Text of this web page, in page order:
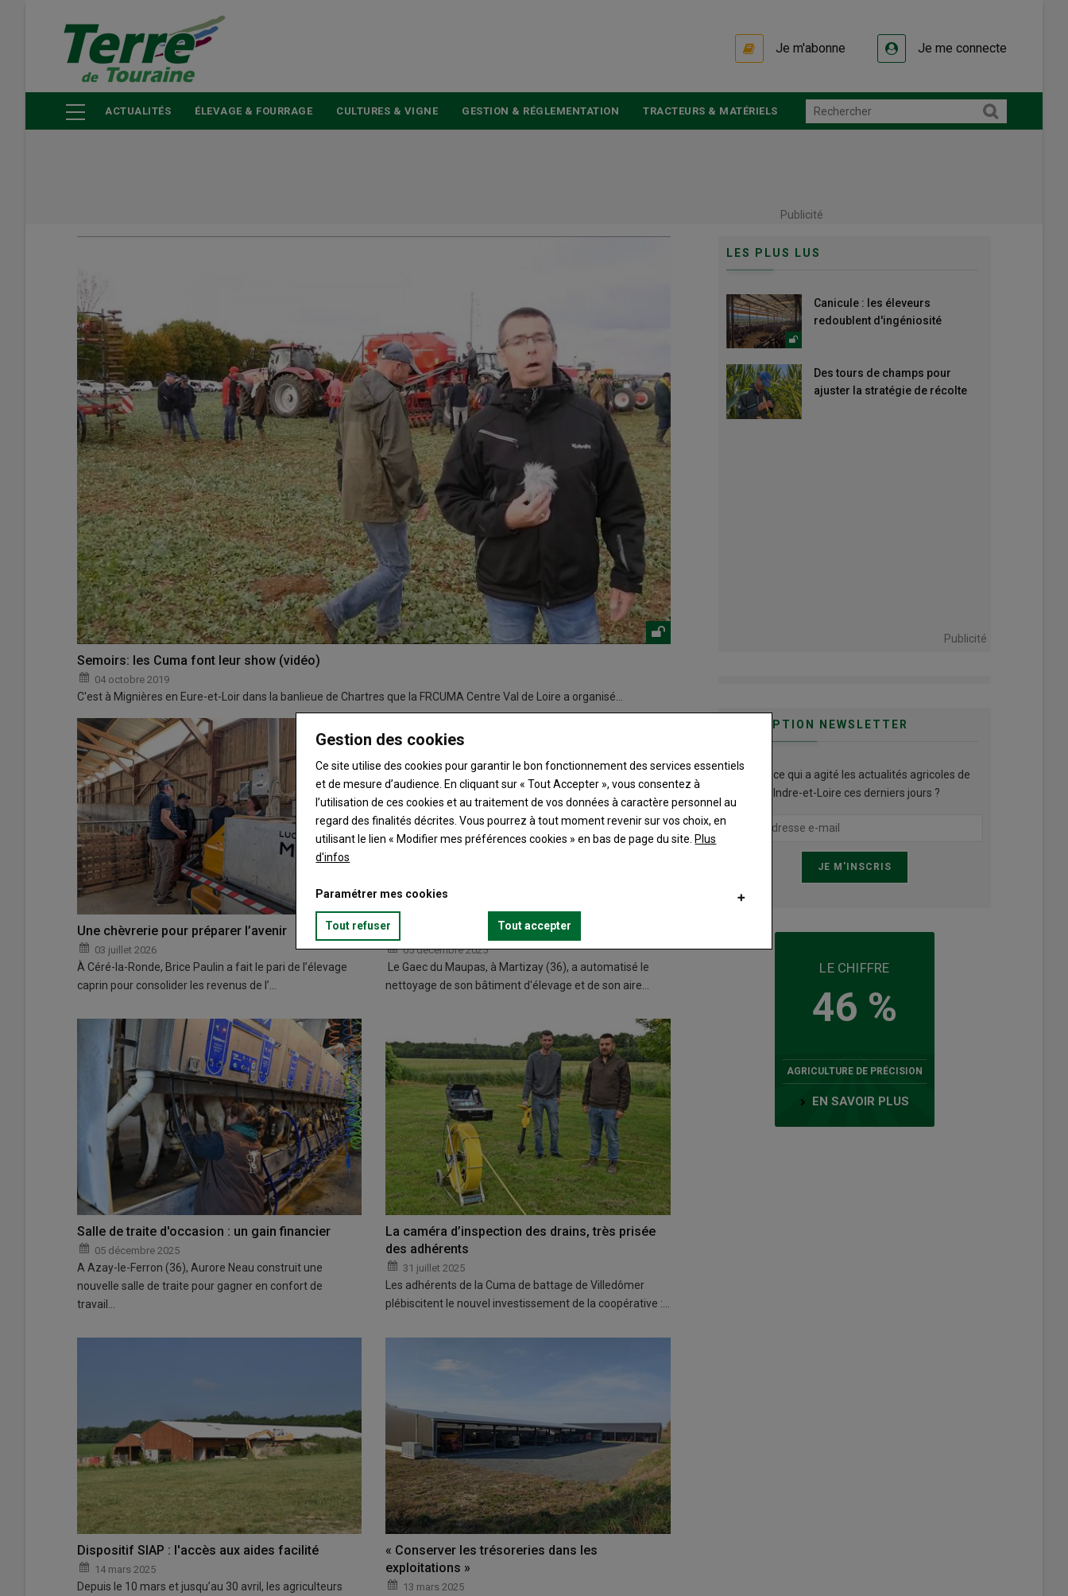
principal
Je m'abonne Je me connecte
ACTUALITÉS ÉLEVAGE & FOURRAGE CULTURES & VIGNE GESTION & RÉGLEMENTATION TRACTEURS & MATÉRIELS
Publicité
Semoirs: les Cuma font leur show (vidéo)
04 octobre 2019
C'est à Mignières en Eure-et-Loir dans la banlieue de Chartres que la FRCUMA Centre Val de Loire a organisé…
Une chèvrerie pour préparer l’avenir
03 juillet 2026
À Céré-la-Ronde, Brice Paulin a fait le pari de l’élevage
caprin pour consolider les revenus de l’…
Nettoyage : du tracteur à l'aspirateur
05 décembre 2025
Le Gaec du Maupas, à Martizay (36), a automatisé le
nettoyage de son bâtiment d'élevage et de son aire…
Salle de traite d'occasion : un gain financier
05 décembre 2025
A Azay-le-Ferron (36), Aurore Neau construit une
nouvelle salle de traite pour gagner en confort de
travail…
La caméra d’inspection des drains, très prisée
des adhérents
31 juillet 2025
Les adhérents de la Cuma de battage de Villedômer
plébiscitent le nouvel investissement de la coopérative :…
Dispositif SIAP : l'accès aux aides facilité
14 mars 2025
Depuis le 10 mars et jusqu’au 30 avril, les agriculteurs
« Conserver les trésoreries dans les
exploitations »
13 mars 2025
LES PLUS LUS
Canicule : les éleveurs
redoublent d'ingéniosité
Des tours de champs pour
ajuster la stratégie de récolte
Publicité
INSCRIPTION NEWSLETTER
Qu’est ce qui a agité les actualités agricoles de
l'Indre-et-Loire ces derniers jours ?
LE CHIFFRE
46 %
AGRICULTURE DE PRÉCISION
EN SAVOIR PLUS
Gestion des cookies
Ce site utilise des cookies pour garantir le bon fonctionnement des services essentiels
et de mesure d’audience. En cliquant sur « Tout Accepter », vous consentez à
l’utilisation de ces cookies et au traitement de vos données à caractère personnel au
regard des finalités décrites. Vous pourrez à tout moment revenir sur vos choix, en
utilisant le lien « Modifier mes préférences cookies » en bas de page du site. Plus
d'infos
Paramétrer mes cookies
Tout refuser Tout accepter